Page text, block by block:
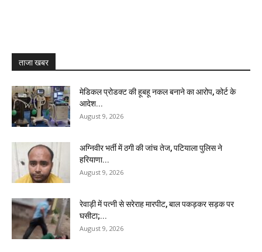
ताजा खबर
मेडिकल प्रोडक्ट की हूबहू नकल बनाने का आरोप, कोर्ट के
आदेश...
August 9, 2026
अग्निवीर भर्ती में ठगी की जांच तेज, पटियाला पुलिस ने
हरियाणा...
August 9, 2026
रेवाड़ी में पत्नी से सरेराह मारपीट, बाल पकड़कर सड़क पर
घसीटा;...
August 9, 2026